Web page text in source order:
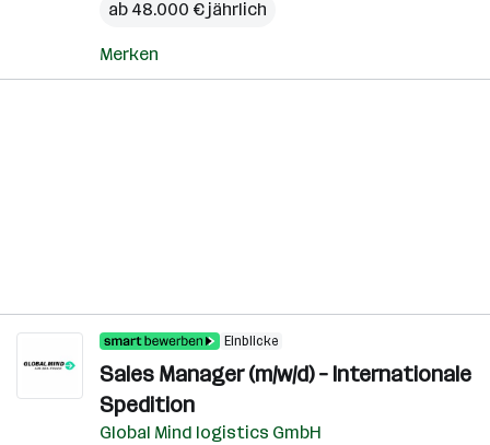
ab 48.000 € jährlich
Merken
Einblicke
Sales Manager (m/w/d) – Internationale
Spedition
Global Mind logistics GmbH